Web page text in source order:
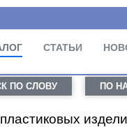
СТАТЬИ
ПО СЛОВУ ПО